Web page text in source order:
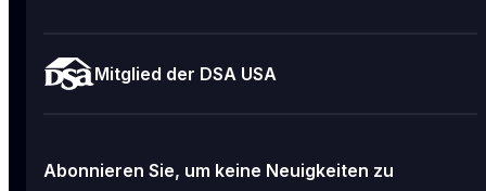
Mitglied der DSA USA
Abonnieren Sie, um keine Neuigkeiten zu